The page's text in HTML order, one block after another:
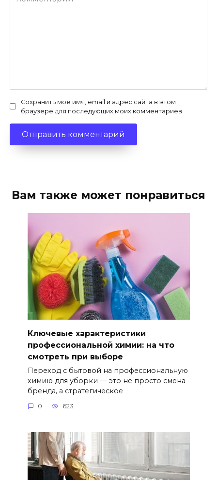
Сохранить моё имя, email и адрес сайта в этом
браузере для последующих моих комментариев.
Вам также может понравиться
Ключевые характеристики
профессиональной химии: на что
смотреть при выборе
Переход с бытовой на профессиональную
химию для уборки — это не просто смена
бренда, а стратегическое
0 623